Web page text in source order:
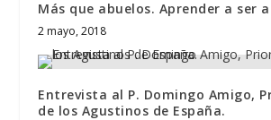
Más que abuelos. Aprender a ser
2 mayo, 2018
Entrevista al P. Domingo Amigo,
de los Agustinos de España.